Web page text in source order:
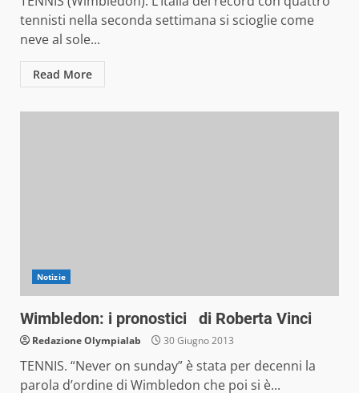
tennisti nella seconda settimana si scioglie come
neve al sole...
Read More
Notizie
Wimbledon: i pronostici di Roberta Vinci
Redazione Olympialab 30 Giugno 2013
TENNIS. “Never on sunday” è stata per decenni la
parola d’ordine di Wimbledon che poi si è...